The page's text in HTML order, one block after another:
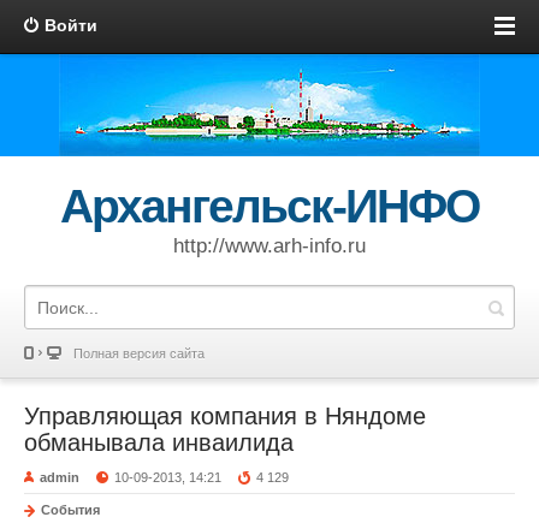
Войти
Архангельск-ИНФО
http://www.arh-info.ru
Полная версия сайта
Управляющая компания в Няндоме
обманывала инваилида
admin 10-09-2013, 14:21 4 129
События